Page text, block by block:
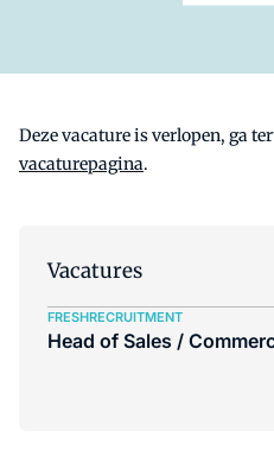
Deze vacature is verlopen, ga
vacaturepagina.
Vacatures
FRESHRECRUITMENT
Head of Sales /